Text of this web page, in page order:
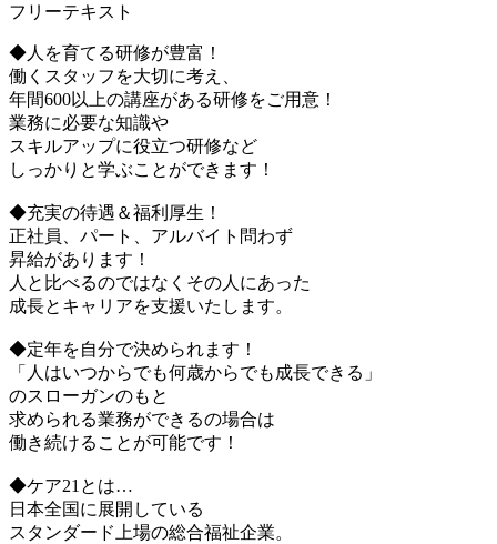
フリーテキスト
◆人を育てる研修が豊富！
働くスタッフを大切に考え、
年間600以上の講座がある研修をご用意！
業務に必要な知識や
スキルアップに役立つ研修など
しっかりと学ぶことができます！
◆充実の待遇＆福利厚生！
正社員、パート、アルバイト問わず
昇給があります！
人と比べるのではなくその人にあった
成長とキャリアを支援いたします。
◆定年を自分で決められます！
「人はいつからでも何歳からでも成長できる」
のスローガンのもと
求められる業務ができるの場合は
働き続けることが可能です！
◆ケア21とは…
日本全国に展開している
スタンダード上場の総合福祉企業。